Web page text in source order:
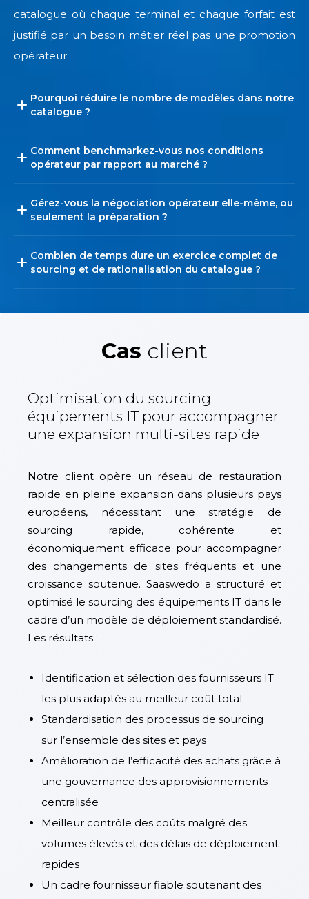
catalogue où chaque terminal et chaque forfait est
justifié par un besoin métier réel pas une promotion
opérateur.
Pourquoi réduire le nombre de modèles dans notre
catalogue ?
Comment benchmarkez-vous nos conditions
opérateur par rapport au marché ?
Gérez-vous la négociation opérateur elle-même, ou
seulement la préparation ?
Combien de temps dure un exercice complet de
sourcing et de rationalisation du catalogue ?
Cas client
Optimisation du sourcing
équipements IT pour accompagner
une expansion multi-sites rapide
Notre client opère un réseau de restauration
rapide en pleine expansion dans plusieurs pays
européens, nécessitant une stratégie de
sourcing rapide, cohérente et
économiquement efficace pour accompagner
des changements de sites fréquents et une
croissance soutenue. Saaswedo a structuré et
optimisé le sourcing des équipements IT dans le
cadre d’un modèle de déploiement standardisé.
Les résultats :
Identification et sélection des fournisseurs IT
les plus adaptés au meilleur coût total
Standardisation des processus de sourcing
sur l’ensemble des sites et pays
Amélioration de l’efficacité des achats grâce à
une gouvernance des approvisionnements
centralisée
Meilleur contrôle des coûts malgré des
volumes élevés et des délais de déploiement
rapides
Un cadre fournisseur fiable soutenant des